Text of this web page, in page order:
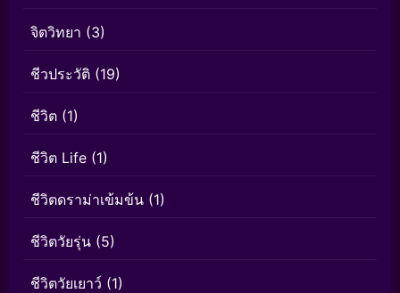
จิตวิทยา (3)
ชีวประวัติ (19)
ชีวิต (1)
ชีวิต Life (1)
ชีวิตดราม่าเข้มข้น (1)
ชีวิตวัยรุ่น (5)
ชีวิตวัยเยาว์ (1)